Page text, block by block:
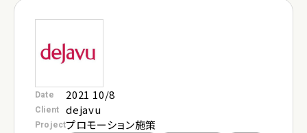
お問い合わせ
Date 2021 10/8
Client dejavu
Projectプロモーション施策